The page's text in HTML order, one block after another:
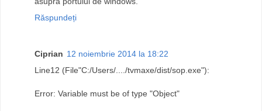
Răspundeți
Ciprian 12 noiembrie 2014 la 18:22
Line12 (File"C:/Users/..../tvmaxe/dist/sop.exe"):
Error: Variable must be of type "Object"